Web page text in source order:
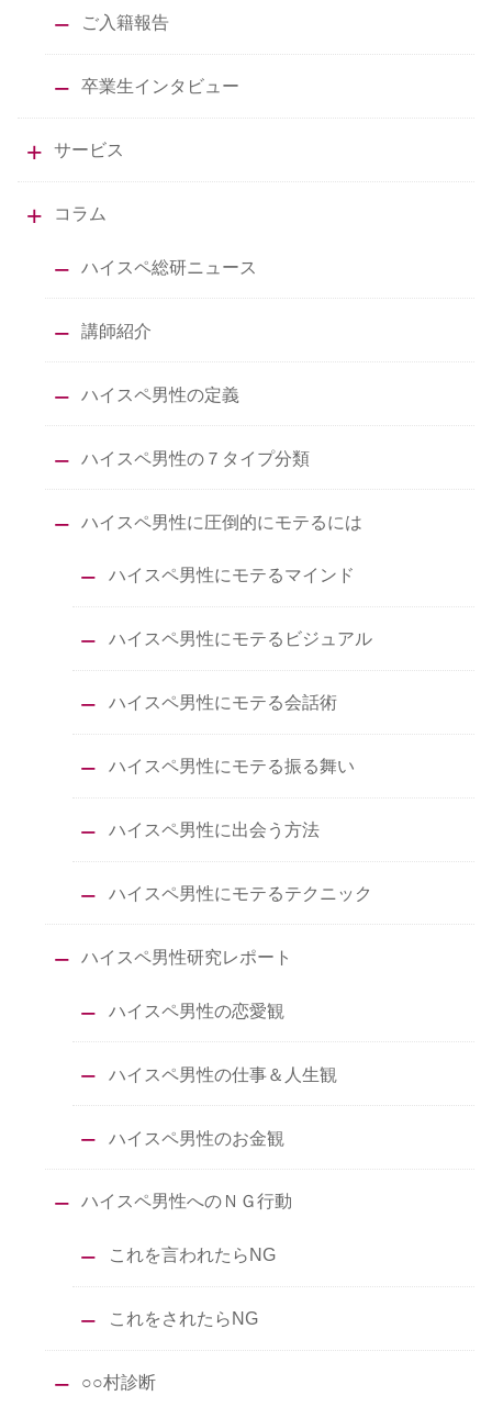
ご入籍報告
卒業生インタビュー
サービス
コラム
ハイスペ総研ニュース
講師紹介
ハイスペ男性の定義
ハイスペ男性の７タイプ分類
ハイスペ男性に圧倒的にモテるには
ハイスペ男性にモテるマインド
ハイスペ男性にモテるビジュアル
ハイスペ男性にモテる会話術
ハイスペ男性にモテる振る舞い
ハイスペ男性に出会う方法
ハイスペ男性にモテるテクニック
ハイスペ男性研究レポート
ハイスペ男性の恋愛観
ハイスペ男性の仕事＆人生観
ハイスペ男性のお金観
ハイスペ男性へのＮＧ行動
これを言われたらNG
これをされたらNG
○○村診断